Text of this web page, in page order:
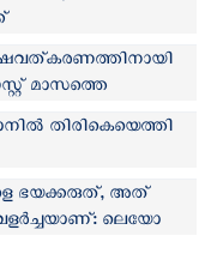
മാസത്തെ
തിരികെയെത്തി
ഭയക്കരുത്, അത്
ലെയോ